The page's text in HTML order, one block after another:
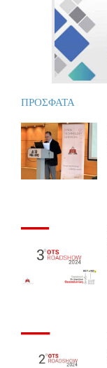
ΠΡΟΣΦΑΤΑ